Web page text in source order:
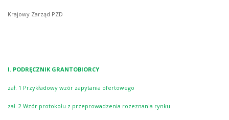
Krajowy Zarząd PZD
I. PODRĘCZNIK GRANTOBIORCY
zał. 1 Przykładowy wzór zapytania ofertowego
zał. 2 Wzór protokołu z przeprowadzenia rozeznania rynku